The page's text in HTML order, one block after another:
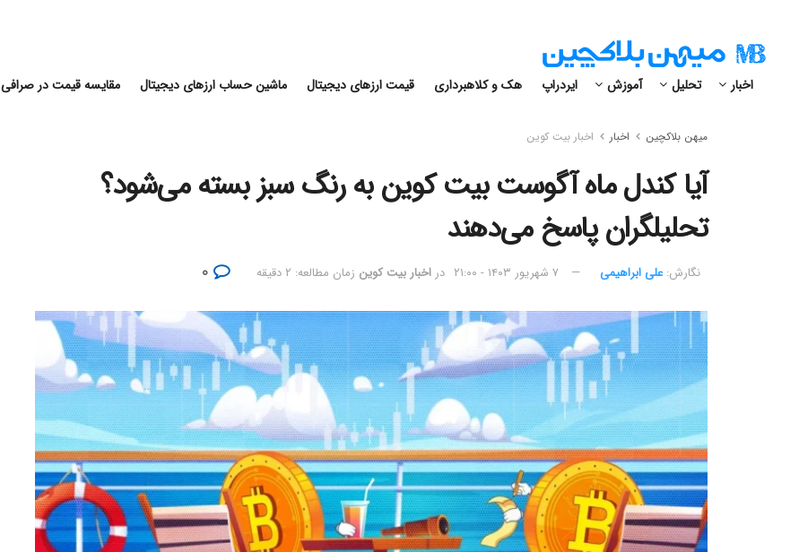
اخبار تحلیل آموزش ایردراپ هک و کلاهبرداری قیمت ارزهای دیجیتال ماشین حساب ارزهای دیجیتال مقایسه قیمت در صرافی
میهن بلاکچین اخبار اخبار بیت کوین
آیا کندل ماه آگوست بیت کوین به رنگ سبز بسته می‌شود؟
تحلیلگران پاسخ می‌دهند
نگارش:‌ علی ابراهیمی ۷ شهریور ۱۴۰۳ - ۲۱:۰۰ در اخبار بیت کوین زمان مطالعه: ۲ دقیقه